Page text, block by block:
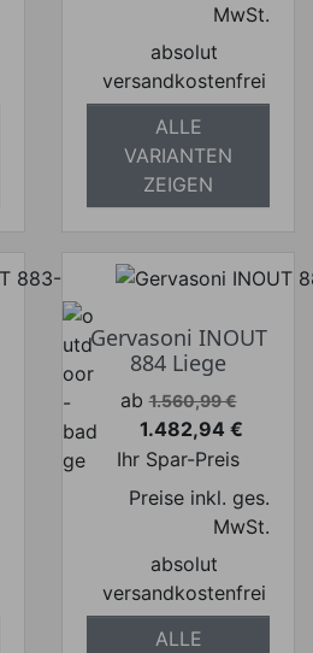
MwSt.
absolut
versandkostenfrei
ALLE
VARIANTEN
ZEIGEN
Gervasoni INOUT
884 Liege
Verkaufspreis
ab 1.560,99 €
Preis
1.482,94 €
Ihr Spar-Preis
Preise inkl. ges.
MwSt.
absolut
versandkostenfrei
ALLE